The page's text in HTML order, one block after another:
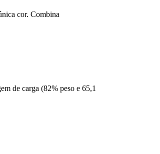
cor. Combina
de carga (82% peso e 65,1